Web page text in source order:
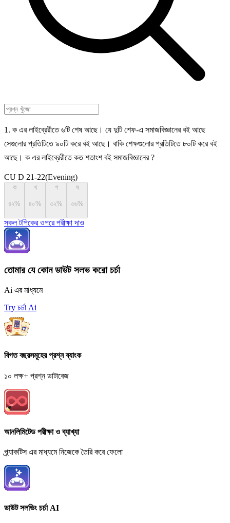
1. ক এর লাইব্রেরীতে ৬টি শেষ আছে। যে দুটি শেফ-এ সমাজবিজ্ঞানের বই আছে
সেগুলোর প্রতিটিতে ৯০টি করে বই আছে। বাকি শেক্ষগুলোর প্রতিটিতে ৮০টি করে বই
আছে। ক এর লাইব্রেরীতে কত শতাংশ বই সমাজবিজ্ঞানের ?
CU D 21-22(Evening)
ক
৪২%
খ
৪০%
গ
৩২%
ঘ
৩৬%
সকল টপিকের ওপরে পরীক্ষা দাও
তোমার যে কোন ডাউট সলভ করো চর্চা
Ai এর মাধ্যমে
Try চর্চা Ai
বিগত বছরসমূহের প্রশ্ন ব্যাংক
১০ লক্ষ+ প্রশ্ন ডাটাবেজ
আনলিমিটেড পরীক্ষা ও ব্যাখ্যা
প্র্যাকটিস এর মাধ্যমে নিজেকে তৈরি করে ফেলো
ডাউট সলভিং চর্চা AI